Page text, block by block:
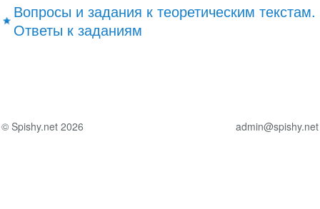
Вопросы и задания к теоретическим текстам.
Ответы к заданиям
© Spishy.net 2026 admin@spishy.net